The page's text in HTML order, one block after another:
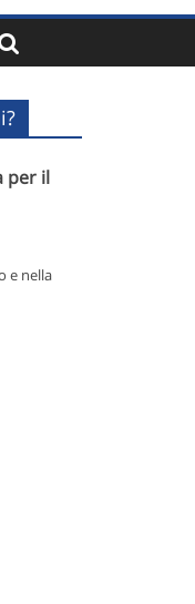
per il
e nella